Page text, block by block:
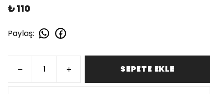
₺ 110
Paylaş:
SEPETE EKLE